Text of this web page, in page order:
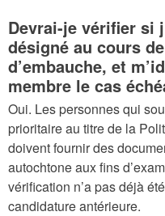
Devrai-je vérifier si
désigné au cours
d’embauche, et
membre le cas
Oui. Les personnes qui
prioritaire au titre de la
doivent fournir des
autochtone aux fins
vérification n’a pas déjà
candidature antérieure.